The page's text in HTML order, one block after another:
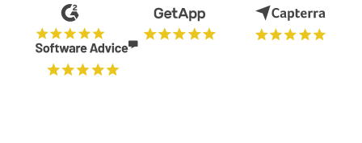
Starten Sie Ihre 14-tägige
Keine Kreditkarte erforderlich, voller Zugriff auf